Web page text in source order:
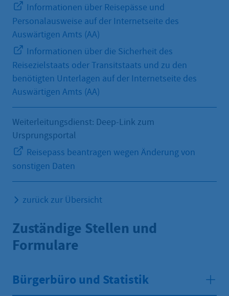
Informationen über Reisepässe und
Personalausweise auf der Internetseite des
Auswärtigen Amts (AA)
Informationen über die Sicherheit des
Reisezielstaats oder Transitstaats und zu den
benötigten Unterlagen auf der Internetseite des
Auswärtigen Amts (AA)
Weiterleitungsdienst: Deep-Link zum
Ursprungsportal
Reisepass beantragen wegen Änderung von
sonstigen Daten
zurück zur Übersicht
Zuständige Stellen und
Formulare
Bürgerbüro und Statistik